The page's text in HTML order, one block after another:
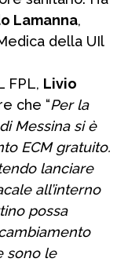
Lamanna,
della UIl
FPL, Livio
che “Per la
Messina si è
ECM gratuito.
lanciare
all’interno
possa
sono le